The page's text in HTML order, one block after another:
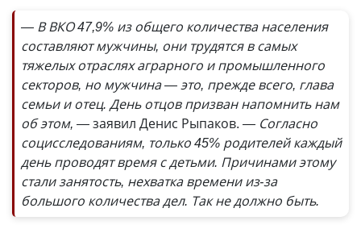
— В ВКО 47,9% из общего количества населения
составляют мужчины, они трудятся в самых
тяжелых отраслях аграрного и промышленного
секторов, но мужчина — это, прежде всего, глава
семьи и отец. День отцов призван напомнить нам
об этом, —заявил Денис Рыпаков. — Согласно
социсследованиям, только 45% родителей каждый
день проводят время с детьми. Причинами этому
стали занятость, нехватка времени из-за
большого количества дел. Так не должно быть.